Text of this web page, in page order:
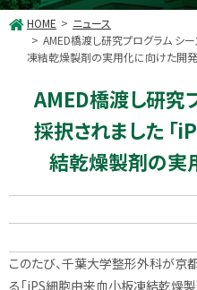
HOME
ニュース
AMED橋渡し研究プログラム シ
凍結乾燥製剤の実用化に向けた開発
AMED橋渡し研究
採択されました 「
結乾燥製剤の実
このたび、千葉大学整形外科が京
る「iPS細胞由来血小板凍結乾燥